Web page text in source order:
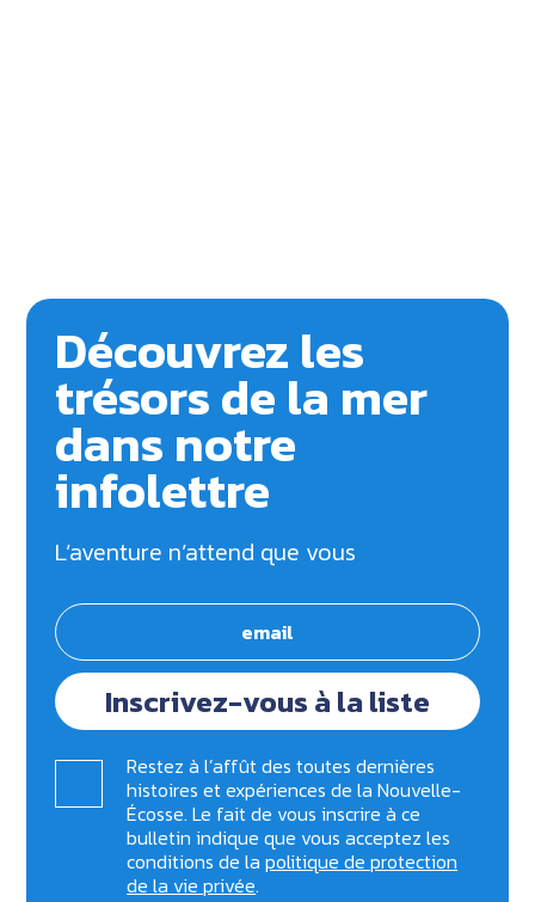
Découvrez les
trésors de la mer
dans notre
infolettre
L’aventure n’attend que vous
Inscrivez-vous à la liste
Restez à l’affût des toutes dernières
histoires et expériences de la Nouvelle-
Écosse. Le fait de vous inscrire à ce
bulletin indique que vous acceptez les
conditions de lapolitique de protection
de la vie privée.